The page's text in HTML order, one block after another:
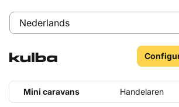
Mini caravans Handelaren